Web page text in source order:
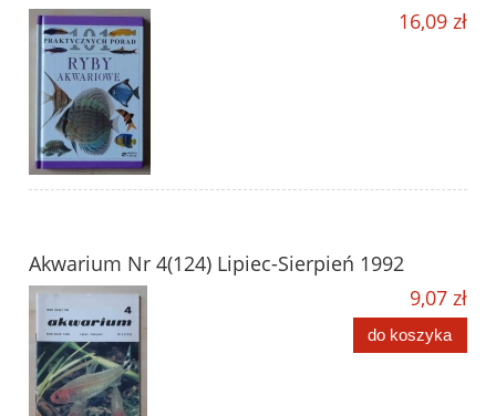
16,09 zł
Akwarium Nr 4(124) Lipiec-Sierpień 1992
9,07 zł
do koszyka